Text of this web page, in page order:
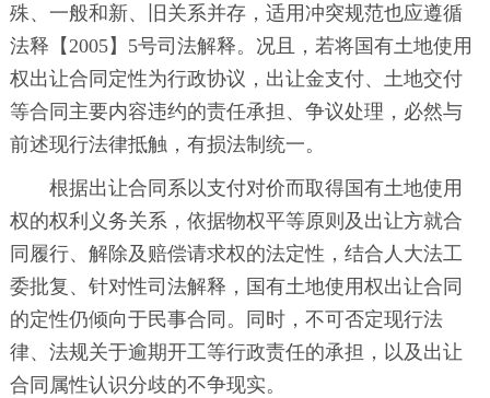
殊、一般和新、旧关系并存，适用冲突规范也应遵循
法释【2005】5号司法解释。况且，若将国有土地使用
权出让合同定性为行政协议，出让金支付、土地交付
等合同主要内容违约的责任承担、争议处理，必然与
前述现行法律抵触，有损法制统一。
根据出让合同系以支付对价而取得国有土地使用
权的权利义务关系，依据物权平等原则及出让方就合
同履行、解除及赔偿请求权的法定性，结合人大法工
委批复、针对性司法解释，国有土地使用权出让合同
的定性仍倾向于民事合同。同时，不可否定现行法
律、法规关于逾期开工等行政责任的承担，以及出让
合同属性认识分歧的不争现实。